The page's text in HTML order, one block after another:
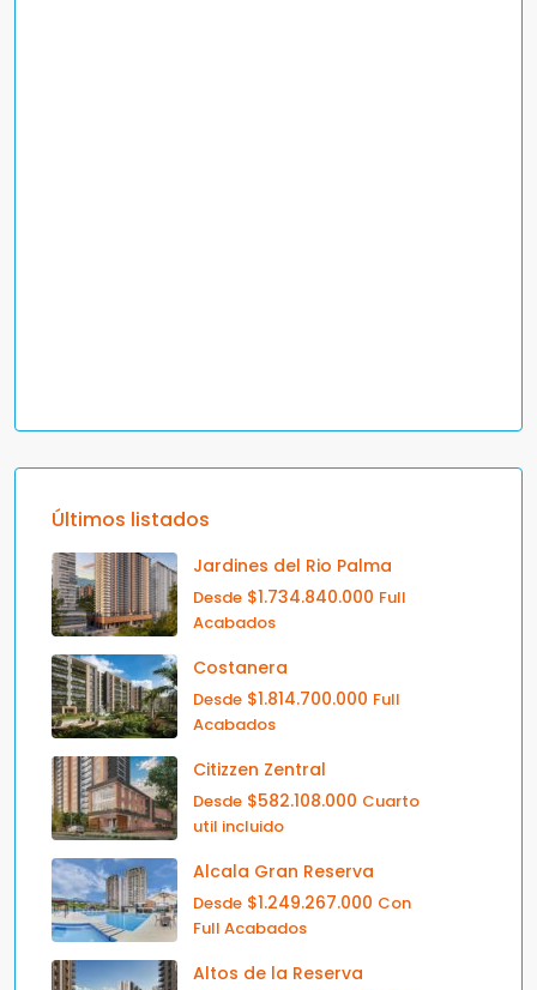
Últimos listados
Jardines del Rio Palma
Desde $1.734.840.000 Full
Acabados
Costanera
Desde $1.814.700.000 Full
Acabados
Citizzen Zentral
Desde $582.108.000 Cuarto
util incluido
Alcala Gran Reserva
Desde $1.249.267.000 Con
Full Acabados
Altos de la Reserva